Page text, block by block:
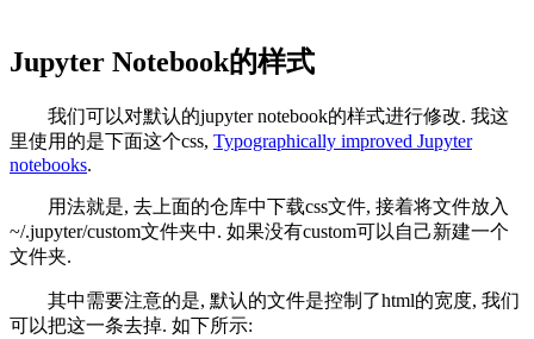
Jupyter Notebook的样式
我们可以对默认的jupyter notebook的样式进行修改. 我这
里使用的是下面这个css, Typographically improved Jupyter
notebooks.
用法就是, 去上面的仓库中下载css文件, 接着将文件放入
~/.jupyter/custom文件夹中. 如果没有custom可以自己新建一个
文件夹.
其中需要注意的是, 默认的文件是控制了html的宽度, 我们
可以把这一条去掉. 如下所示: